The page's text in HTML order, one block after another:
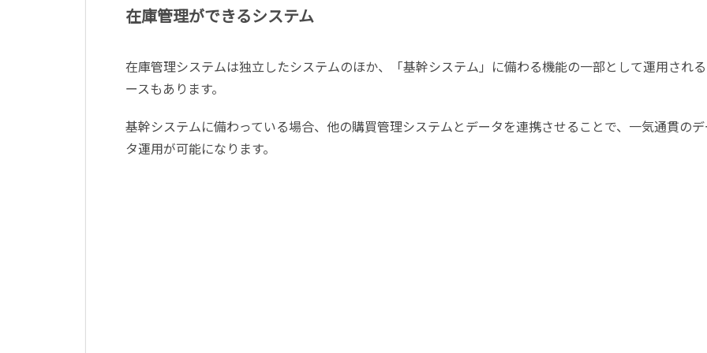
在庫管理ができるシステム
在庫管理システムは独立したシステムのほか、「基幹システム」に備わる機能の一部として運用され
ースもあります。
基幹システムに備わっている場合、他の購買管理システムとデータを連携させることで、一気通貫の
タ運用が可能になります。